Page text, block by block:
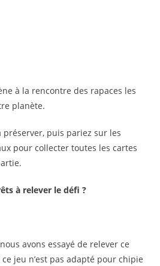
à la rencontre des rapaces les
planète.
préserver, puis pariez sur les
pour collecter toutes les cartes
à relever le défi ?
avons essayé de relever ce
jeu n’est pas adapté pour chipie